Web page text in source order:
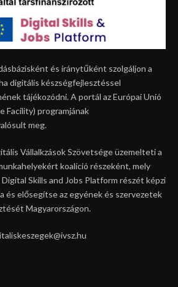
és iránytűként szolgáljon a
digitális készségfejlesztéssel
tájékozódni. A portál az Európai Unió
Facility) programjának
meg.
Vállalkzások Szövetsége üzemelteti a
koalíció részeként, mely
Skills and Jobs Platform részét képzi
és elősegítse az egyének és szervezetek
Magyarországon.